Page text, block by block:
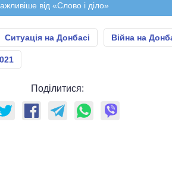
від «Слово і діло»
Ситуація на Донбасі Війна на
Поділитися: